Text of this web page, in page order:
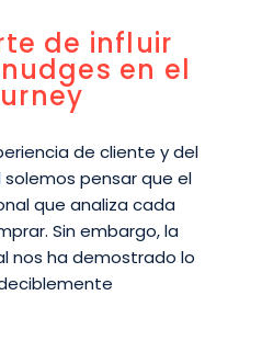
de influir
en el
de cliente y del
pensar que el
que analiza cada
Sin embargo, la
nos ha demostrado lo